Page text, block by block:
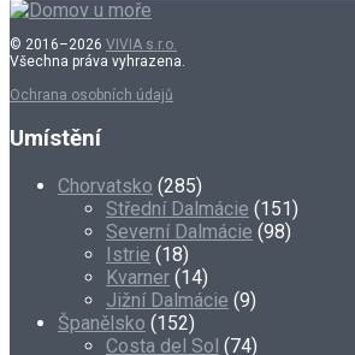
© 2016–2026 VIVIA s.r.o.
Všechna práva vyhrazena.
Ochrana osobních údajů
Umístění
Chorvatsko (285)
Střední Dalmácie (151)
Severní Dalmácie (98)
Istrie (18)
Kvarner (14)
Jižní Dalmácie (9)
Španělsko (152)
Costa del Sol (74)